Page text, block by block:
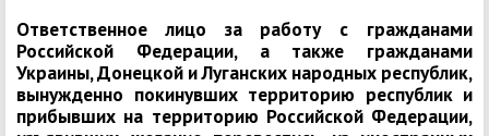
Ответственное лицо за работу с гражданами
Российской Федерации, а также гражданами
Украины, Донецкой и Луганских народных республик,
вынужденно покинувших территорию республик и
прибывших на территорию Российской Федерации,